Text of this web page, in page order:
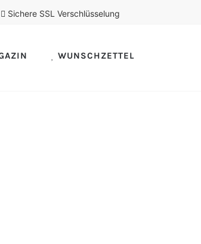
Sichere SSL Verschlüsselung
WUNSCHZETTEL